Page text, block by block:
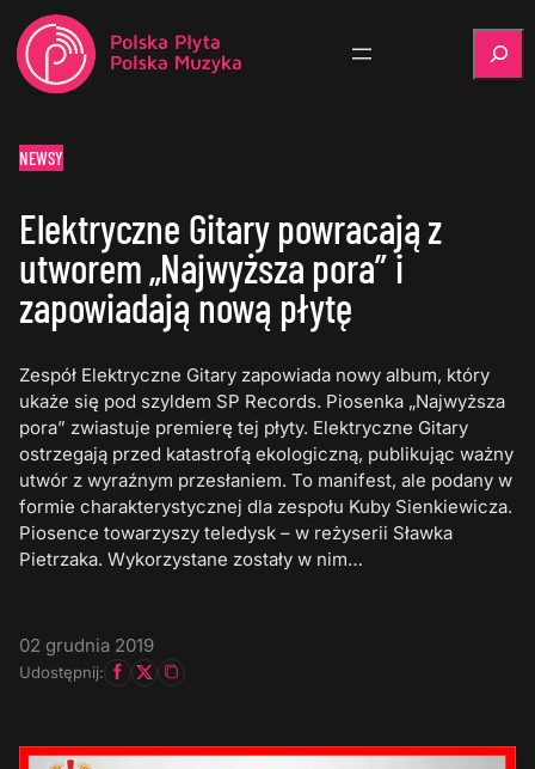
NEWSY
Elektryczne Gitary powracają z
utworem „Najwyższa pora” i
zapowiadają nową płytę
Zespół Elektryczne Gitary zapowiada nowy album, który
ukaże się pod szyldem SP Records. Piosenka „Najwyższa
pora” zwiastuje premierę tej płyty. Elektryczne Gitary
ostrzegają przed katastrofą ekologiczną, publikując ważny
utwór z wyraźnym przesłaniem. To manifest, ale podany w
formie charakterystycznej dla zespołu Kuby Sienkiewicza.
Piosence towarzyszy teledysk – w reżyserii Sławka
Pietrzaka. Wykorzystane zostały w nim…
02 grudnia 2019
Udostępnij: